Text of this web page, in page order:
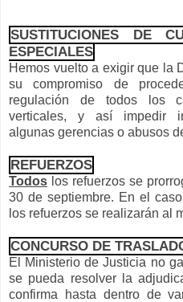
SUSTITUCIONES DE
ESPECIALES
Hemos vuelto a exigir que la
su compromiso de
regulación de todos los
verticales, y así impedir
algunas gerencias o abusos
REFUERZOS
Todos los refuerzos se
30 de septiembre. En el
los refuerzos se realizarán al
CONCURSO DE
El Ministerio de Justicia no
se pueda resolver la
confirma hasta dentro de